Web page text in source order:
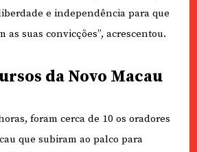
e independência para que
as suas convicções”, acrescentou.
da Novo Macau
foram cerca de 10 os oradores
que subiram ao palco para